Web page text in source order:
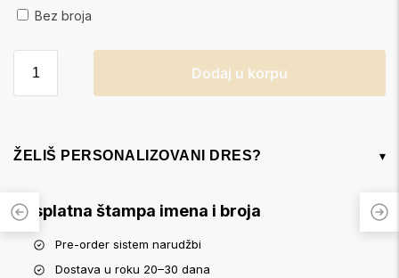
Bez broja
Dodaj u korpu
ŽELIŠ PERSONALIZOVANI DRES? ▾
Besplatna štampa imena i broja
Pre-order sistem narudžbi
Dostava u roku 20–30 dana